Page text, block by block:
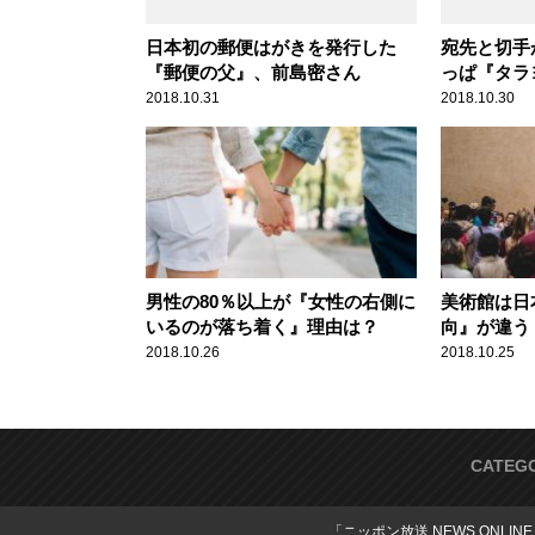
日本初の郵便はがきを発行した
『郵便の父』、前島密さん
2018.10.31
宛先と切
っぱ『タ
2018.10.30
男性の80％以上が『女性の右側に
いるのが落ち着く』理由は？
2018.10.26
美術館は
向』が違う
2018.10.25
「ニッポン放送 NEWS